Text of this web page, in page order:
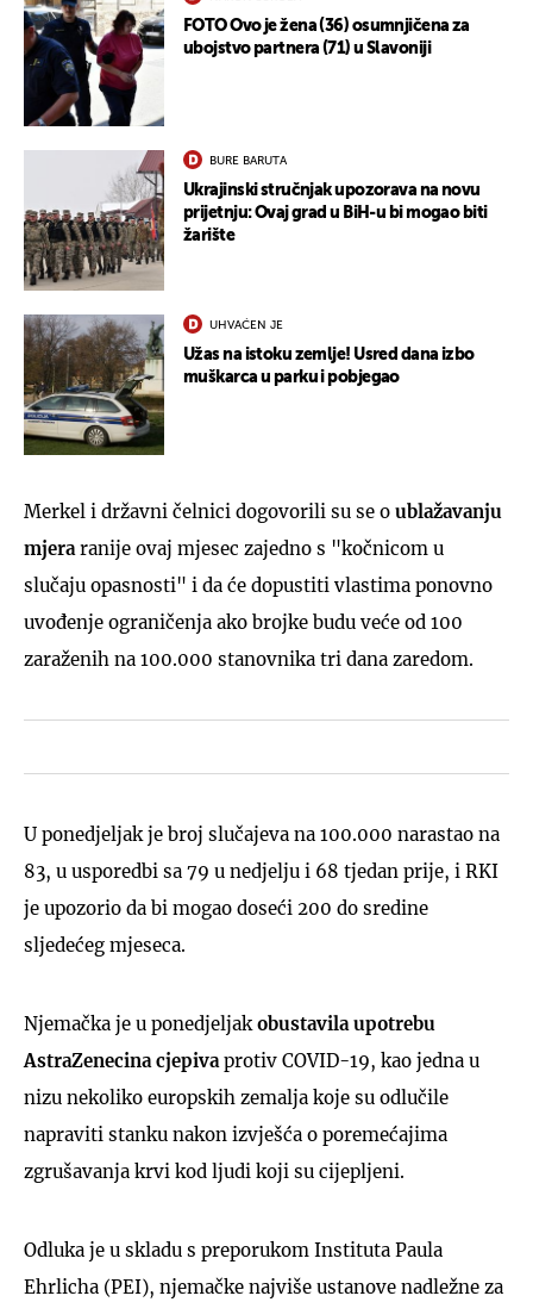
FOTO Ovo je žena (36) osumnjičena za
ubojstvo partnera (71) u Slavoniji
BURE BARUTA
Ukrajinski stručnjak upozorava na novu
prijetnju: Ovaj grad u BiH-u bi mogao biti
žarište
UHVAĆEN JE
Užas na istoku zemlje! Usred dana izbo
muškarca u parku i pobjegao
Merkel i državni čelnici dogovorili su se o ublažavanju
mjera ranije ovaj mjesec zajedno s "kočnicom u
slučaju opasnosti" i da će dopustiti vlastima ponovno
uvođenje ograničenja ako brojke budu veće od 100
zaraženih na 100.000 stanovnika tri dana zaredom.
U ponedjeljak je broj slučajeva na 100.000 narastao na
83, u usporedbi sa 79 u nedjelju i 68 tjedan prije, i RKI
je upozorio da bi mogao doseći 200 do sredine
sljedećeg mjeseca.
Njemačka je u ponedjeljak obustavila upotrebu
AstraZenecina cjepiva protiv COVID-19, kao jedna u
nizu nekoliko europskih zemalja koje su odlučile
napraviti stanku nakon izvješća o poremećajima
zgrušavanja krvi kod ljudi koji su cijepljeni.
Odluka je u skladu s preporukom Instituta Paula
Ehrlicha (PEI), njemačke najviše ustanove nadležne za